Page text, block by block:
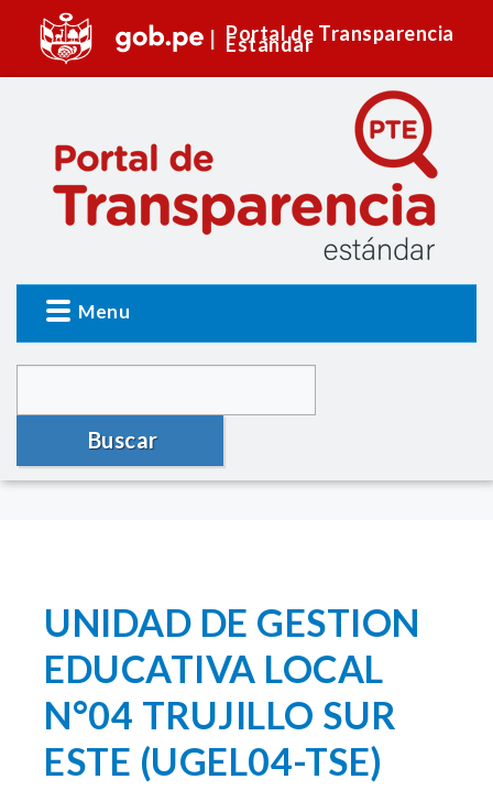
Portal de Transparencia
Estándar
Menu
Buscar
UNIDAD DE GESTION
EDUCATIVA LOCAL
N°04 TRUJILLO SUR
ESTE (UGEL04-TSE)